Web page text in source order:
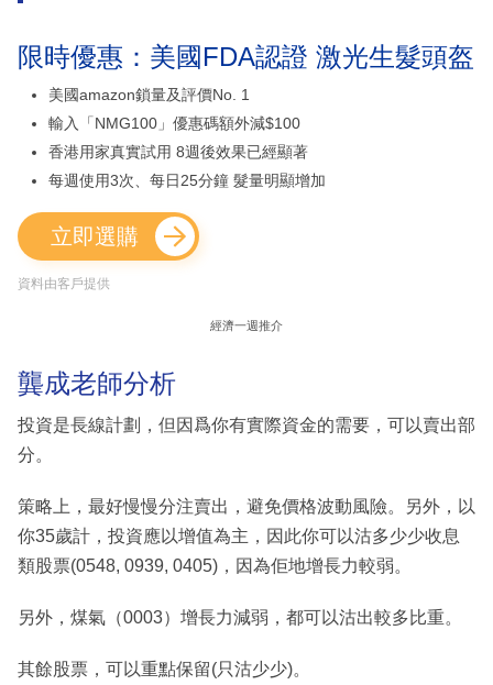
限時優惠：美國FDA認證 激光生髮頭盔
美國amazon鎖量及評價No. 1
輸入「NMG100」優惠碼額外減$100
香港用家真實試用 8週後效果已經顯著
每週使用3次、每日25分鐘 髮量明顯增加
立即選購
資料由客戶提供
經濟一週推介
龔成老師分析
投資是長線計劃，但因爲你有實際資金的需要，可以賣出部
分。
策略上，最好慢慢分注賣出，避免價格波動風險。另外，以
你35歲計，投資應以增值為主，因此你可以沽多少少收息
類股票(0548, 0939, 0405)，因為佢地增長力較弱。
另外，煤氣（0003）增長力減弱，都可以沽出較多比重。
其餘股票，可以重點保留(只沽少少)。